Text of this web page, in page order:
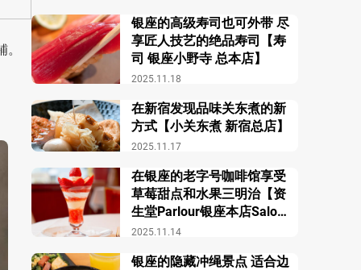
2025.11.18
银座的高级寿司也可外带 尽
享匠人技艺的绝品寿司【寿
司 银座小野寺 总本店】
2025.11.17
在新宿发现品味关东煮的新
方式【小关东煮 新宿总店】
2025.11.14
在银座的老字号咖啡馆享受
草莓甜点和水果三明治【资
生堂Parlour银座本店Salon
de Café】
银座的隐藏冲绳景点 适合边